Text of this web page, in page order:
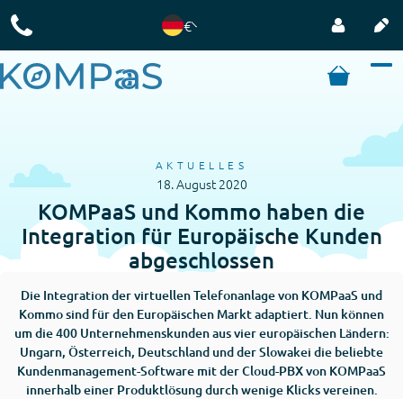
€
AKTUELLES
18. August 2020
KOMPaaS und Kommo haben die
Integration für Europäische Kunden
abgeschlossen
Die Integration der virtuellen Telefonanlage von KOMPaaS und
Kommo sind für den Europäischen Markt adaptiert. Nun können
um die 400 Unternehmenskunden aus vier europäischen Ländern:
Ungarn, Österreich, Deutschland und der Slowakei die beliebte
Kundenmanagement-Software mit der Cloud-PBX von KOMPaaS
innerhalb einer Produktlösung durch wenige Klicks vereinen.